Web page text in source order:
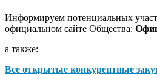
Информируем потенциальных
официальном сайте Общества:
а также:
Все открытые конкурентные